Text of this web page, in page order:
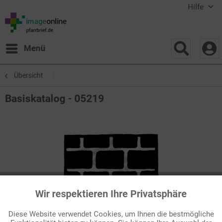
Hilfe
Menü
Übersicht
Basiskatalog - 05219
Funktionale Aktiv
Wir respektieren Ihre Privatsphäre
Diese Website verwendet Cookies, um Ihnen die bestmögliche